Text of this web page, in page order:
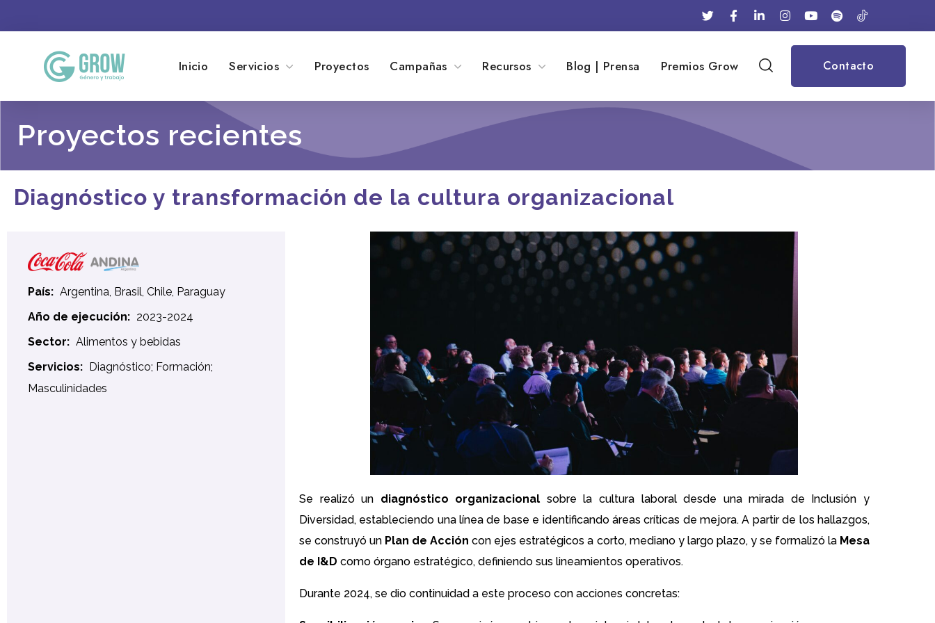
Inicio Servicios Proyectos Campañas Recursos Blog | Prensa Premios Grow Contacto
Proyectos recientes
Diagnóstico y transformación de la cultura organizacional
País: Argentina, Brasil, Chile, Paraguay
Año de ejecución: 2023-2024
Sector: Alimentos y bebidas
Servicios:
Diagnóstico; Formación;
Masculinidades
Se realizó un diagnóstico organizacional sobre la cultura laboral desde una mirada de Inclusión y
Diversidad, estableciendo una línea de base e identificando áreas críticas de mejora. A partir de los hallazgos,
se construyó un Plan de Accióncon ejes estratégicos a corto, mediano y largo plazo, y se formalizó la Mesa
de I&D como órgano estratégico, definiendo sus lineamientos operativos.
Durante 2024, se dio continuidad a este proceso con acciones concretas: